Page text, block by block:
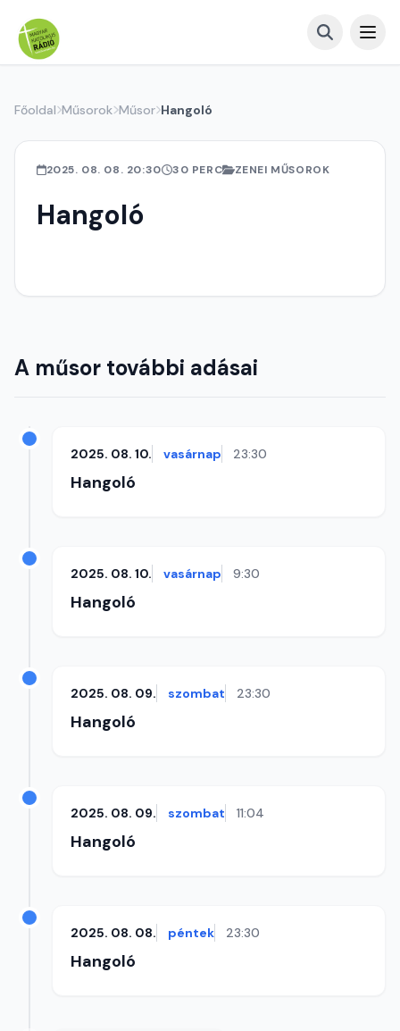
Főoldal Műsorok Műsor Hangoló
2025. 08. 08. 20:30 30 PERC ZENEI MŰSOROK
Hangoló
A műsor további adásai
2025. 08. 10. vasárnap 23:30
Hangoló
2025. 08. 10. vasárnap 9:30
Hangoló
2025. 08. 09. szombat 23:30
Hangoló
2025. 08. 09. szombat 11:04
Hangoló
2025. 08. 08. péntek 23:30
Hangoló